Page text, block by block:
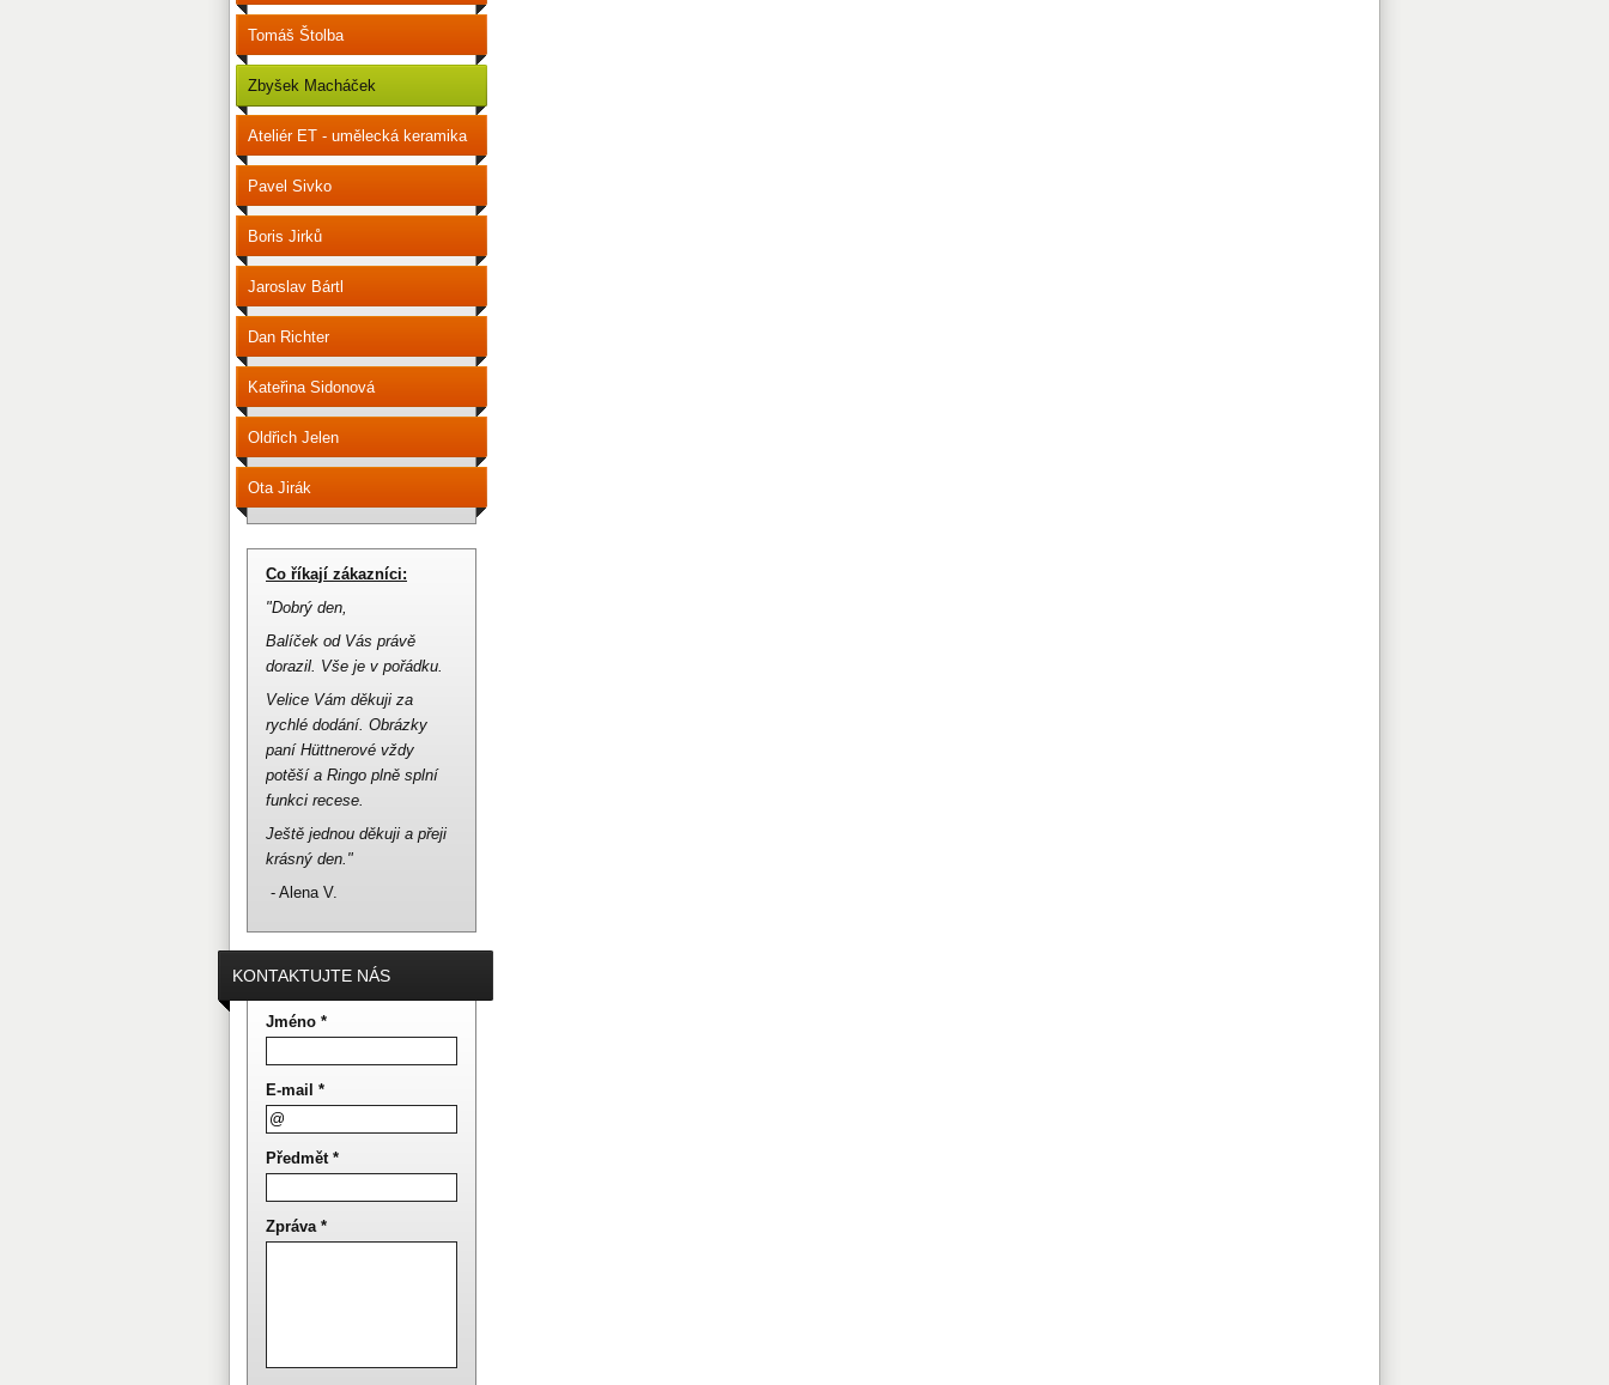
Tomáš Štolba
Zbyšek Macháček
Ateliér ET - umělecká keramika
Pavel Sivko
Boris Jirků
Jaroslav Bártl
Dan Richter
Kateřina Sidonová
Oldřich Jelen
Ota Jirák
Co říkají zákazníci:
"Dobrý den,
Balíček od Vás právě
dorazil. Vše je v pořádku.
Velice Vám děkuji za
rychlé dodání. Obrázky
paní Hüttnerové vždy
potěší a Ringo plně splní
funkci recese.
Ještě jednou děkuji a přeji
krásný den."
- Alena V.
KONTAKTUJTE NÁS
Jméno *
E-mail *
Předmět *
Zpráva *